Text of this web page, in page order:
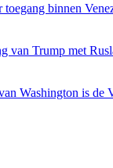
binnen
van Trump met
Washington is